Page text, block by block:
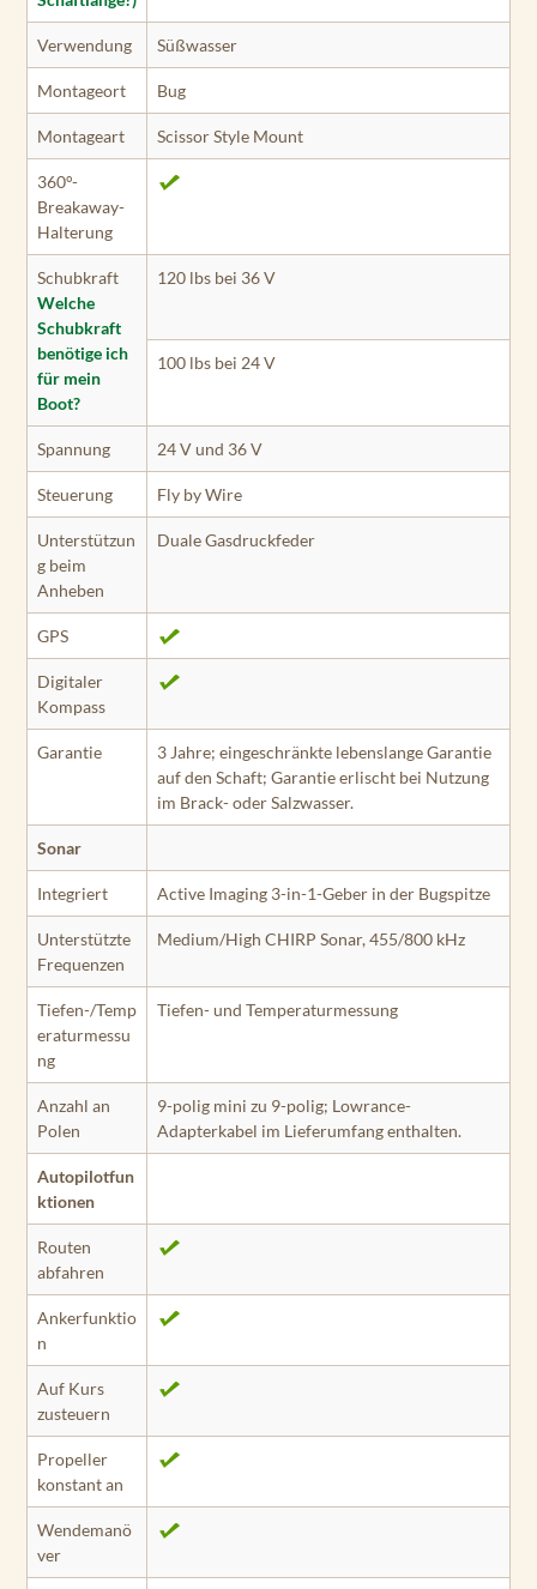
Verwendung Süßwasser
Montageort Bug
Montageart Scissor Style Mount
360°-
Breakaway-
Halterung
Schubkraft
Welche
Schubkraft
benötige ich
für mein
Boot?
120 lbs bei 36 V
100 lbs bei 24 V
Spannung 24 V und 36 V
Steuerung Fly by Wire
Unterstützun
g beim
Anheben
Duale Gasdruckfeder
GPS
Digitaler
Kompass
Garantie
3 Jahre; eingeschränkte lebenslange Garantie
auf den Schaft; Garantie erlischt bei Nutzung
im Brack- oder Salzwasser.
Sonar
Integriert Active Imaging 3-in-1-Geber in der Bugspitze
Unterstützte
Frequenzen
Medium/High CHIRP Sonar, 455/800 kHz
Tiefen-/Temp
eraturmessu
ng
Tiefen- und Temperaturmessung
Anzahl an
Polen
9-polig mini zu 9-polig; Lowrance-
Adapterkabel im Lieferumfang enthalten.
Autopilotfun
ktionen
Routen
abfahren
Ankerfunktio
n
Auf Kurs
zusteuern
Propeller
konstant an
Wendemanö
ver